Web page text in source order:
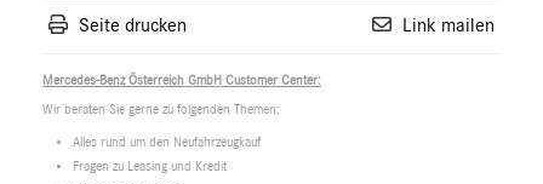
Seite drucken Link mailen
Mercedes-Benz Österreich GmbH Customer Center:
Wir beraten Sie gerne zu folgenden Themen:
Alles rund um den Neufahrzeugkauf
Fragen zu Leasing und Kredit